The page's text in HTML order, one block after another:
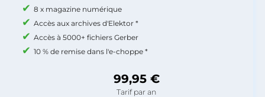
8 x magazine numérique
Accès aux archives d'Elektor *
Accès à 5000+ fichiers Gerber
10 % de remise dans l'e-choppe *
99,95 €
Tarif par an